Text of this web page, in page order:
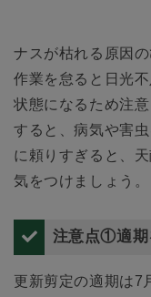
ナスが枯れる原因
作業を怠ると日光
状態になるため注
すると、病気や害
に頼りすぎると、
気をつけましょう。
注意点①適期
更新剪定の適期は7